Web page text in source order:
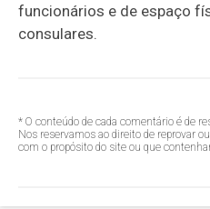
funcionários e de espaço
consulares.
* O conteúdo de cada comentário é de
Nos reservamos ao direito de reprovar
com o propósito do site ou que